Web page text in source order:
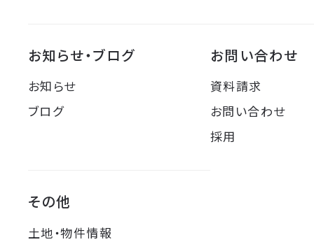
お知らせ・ブログ
お知らせ
ブログ
お問い合わせ
資料請求
お問い合わせ
採用
その他
土地・物件情報